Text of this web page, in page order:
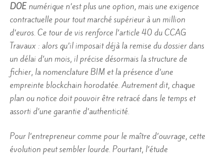
DOEnumérique n’est plus une option, mais une exigence
contractuelle pour tout marché supérieur à un million
d’euros. Ce tour de vis renforce l’article 40 du CCAG
Travaux : alors qu’il imposait déjà la remise du dossier dans
un délai d’un mois, il précise désormais la structure de
fichier, la nomenclature BIM et la présence d’une
empreinte blockchain horodatée. Autrement dit, chaque
plan ou notice doit pouvoir être retracé dans le temps et
assorti d’une garantie d’authenticité.
Pour l’entrepreneur comme pour le maître d’ouvrage, cette
évolution peut sembler lourde. Pourtant, l’étude